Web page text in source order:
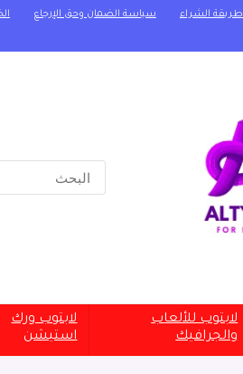
طريقة الشراء سياسة الضمان وحق الإرجاع
لابتوب للألعاب
والجرافيك
لابتوب ورك
استيشن